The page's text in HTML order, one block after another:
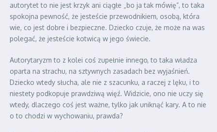
autorytet to nie jest krzyk ani ciągłe „bo ja tak mówię”, to taka
spokojna pewność, że jesteście przewodnikiem, osobą, która
wie, co jest dobre i bezpieczne. Dziecko czuje, że może na was
polegać, że jesteście kotwicą w jego świecie.
Autorytaryzm to z kolei coś zupełnie innego, to taka władza
oparta na strachu, na sztywnych zasadach bez wyjaśnień.
Dziecko wtedy słucha, ale nie z szacunku, a raczej z lęku, i to
niestety podkopuje prawdziwą więź. Widzicie, ono nie uczy się
wtedy, dlaczego coś jest ważne, tylko jak uniknąć kary. A to nie
o to chodzi w wychowaniu, prawda?